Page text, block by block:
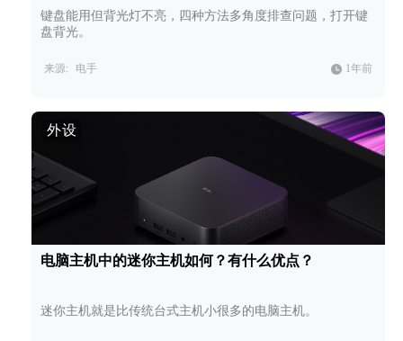
键盘能用但背光灯不亮，四种方法多角度排查问题，打开键
盘背光。
来源: 电手 1年前
外设
电脑主机中的迷你主机如何？有什么优点？
迷你主机就是比传统台式主机小很多的电脑主机。